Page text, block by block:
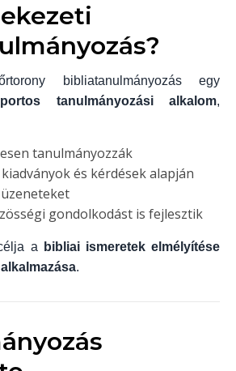
bibliatanulmányozás egy
tanulmányozási alkalom,
tanulmányozzák
és kérdések alapján
gondolkodást is fejlesztik
a
bibliai ismeretek elmélyítése
.